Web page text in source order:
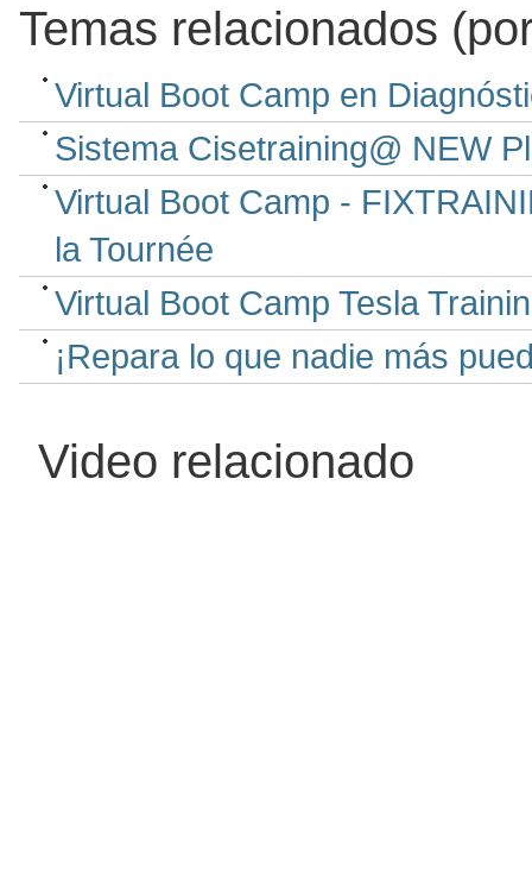
Temas relacionados
Virtual Boot Camp en
Sistema Cisetraining@ NEW
Virtual Boot Camp -
la Tournée
Virtual Boot Camp Tesla
¡Repara lo que nadie más
Video relacionado